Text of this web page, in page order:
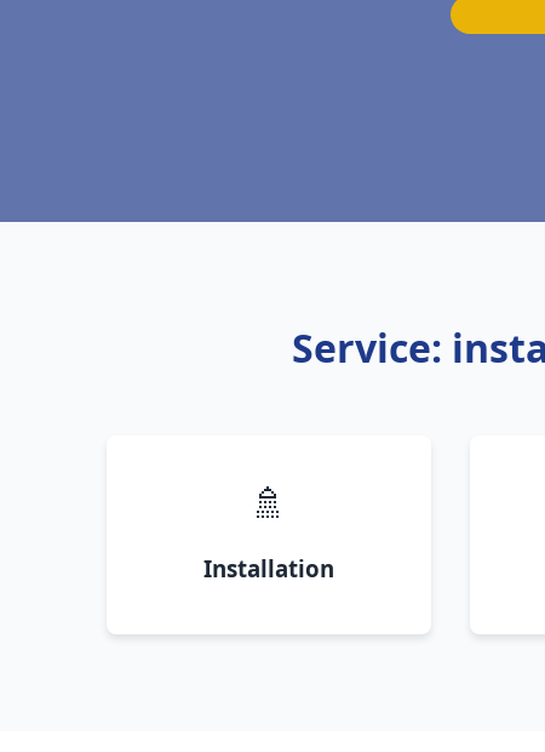
Service:
🚿
Installation